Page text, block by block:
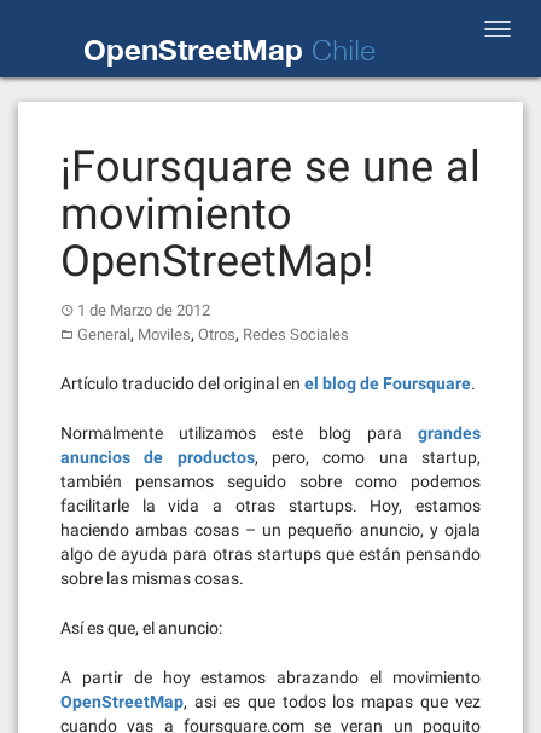
OpenStreetMap Chile
¡Foursquare se une al
movimiento
OpenStreetMap!
1 de Marzo de 2012
General, Moviles, Otros, Redes Sociales
Artículo traducido del original en el blog de Foursquare.
Normalmente utilizamos este blog para grandes
anuncios
de productos, pero, como una startup,
también pensamos seguido sobre como podemos
facilitarle la vida a otras startups. Hoy, estamos
haciendo ambas cosas – un pequeño anuncio, y ojala
algo de ayuda para otras startups que están pensando
sobre las mismas cosas.
Así es que, el anuncio:
A partir de hoy estamos abrazando el movimiento
OpenStreetMap, asi es que todos los mapas que vez
cuando vas a foursquare.com se veran un poquito